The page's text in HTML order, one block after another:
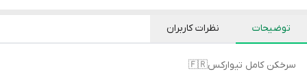
توضیحات نظرات کاربران
سرخکن کامل تیوارکس🇫🇷